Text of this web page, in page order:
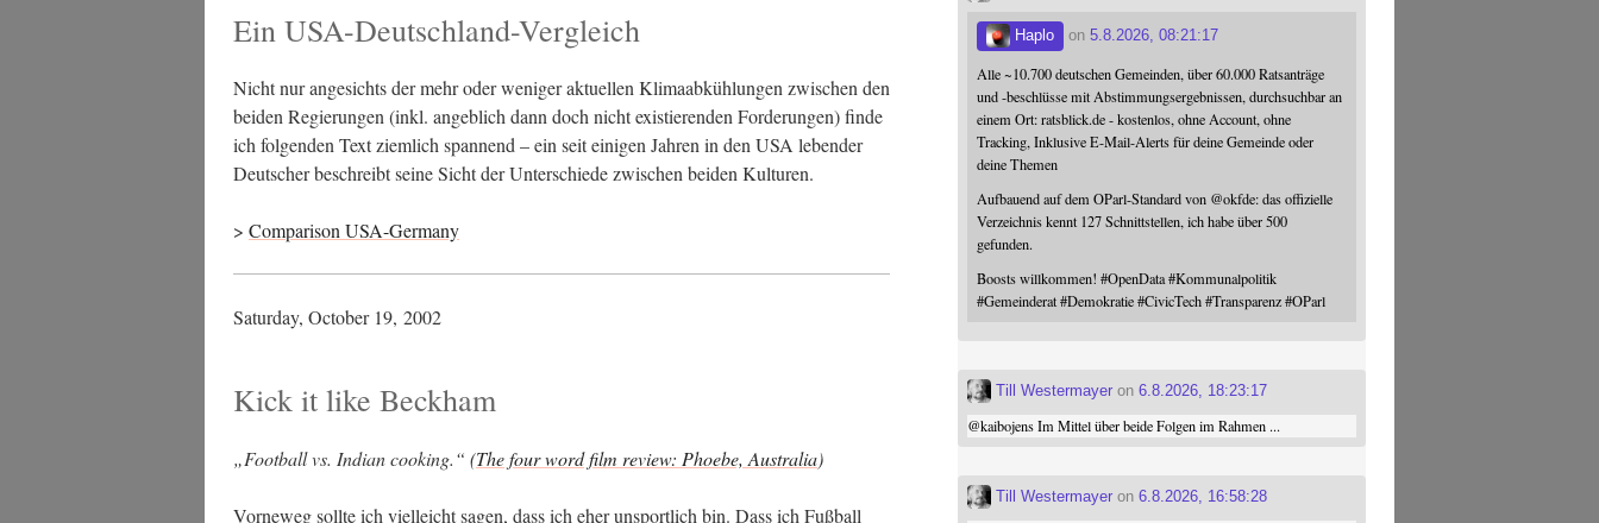
Ein USA-Deutschland-Vergleich
Nicht nur ange­sichts der mehr oder weni­ger aktu­el­len Kli­ma­ab­küh­lun­gen zwi­schen den
bei­den Regie­run­gen (inkl. angeb­lich dann doch nicht exis­tie­ren­den For­de­run­gen) fin­de
ich fol­gen­den Text ziem­lich span­nend – ein seit eini­gen Jah­ren in den USA leben­der
Deut­scher beschreibt sei­ne Sicht der Unter­schie­de zwi­schen bei­den Kulturen.
> Com­pa­ri­son USA-Germany
Satur­day, Octo­ber 19, 2002
Kick it like Beckham
„Foot­ball vs. Indi­an coo­king.“ (The four word film review: Phoe­be, Aus­tra­lia)
Vor­ne­weg soll­te ich viel­leicht sagen, dass ich eher unsport­lich bin. Dass ich Fuß­ball
Haplo on5.8.2026, 08:21:17
Alle ~10.700 deutschen Gemeinden, über 60.000 Ratsanträge
und -beschlüsse mit Abstimmungsergebnissen, durchsuchbar an
einem Ort: ratsblick.de - kostenlos, ohne Account, ohne
Tracking, Inklusive E-Mail-Alerts für deine Gemeinde oder
deine Themen
Aufbauend auf dem OParl-Standard von @okfde: das offizielle
Verzeichnis kennt 127 Schnittstellen, ich habe über 500
gefunden.
Boosts willkommen!#OpenData #Kommunalpolitik
#Gemeinderat #Demokratie #CivicTech #Transparenz #OParl
Till Westermayer on6.8.2026, 18:23:17
@kaibojensIm Mittel über beide Folgen im Rahmen ...
Till Westermayer on6.8.2026, 16:58:28